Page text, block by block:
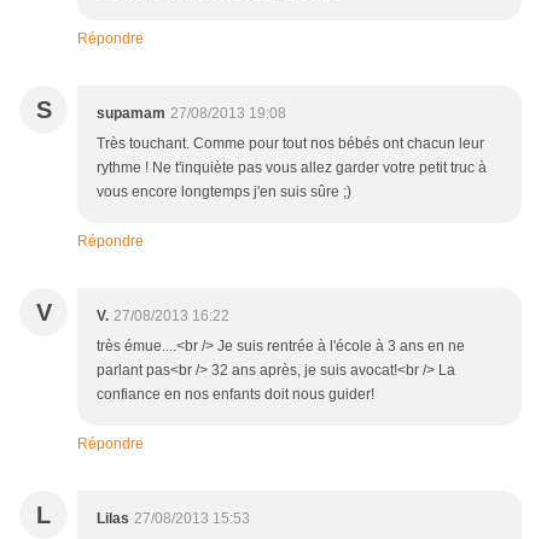
Répondre
S supamam 27/08/2013 19:08
Très touchant. Comme pour tout nos bébés ont chacun leur
rythme ! Ne t'inquiète pas vous allez garder votre petit truc à
vous encore longtemps j'en suis sûre ;)
Répondre
V V. 27/08/2013 16:22
très émue....<br /> Je suis rentrée à l'école à 3 ans en ne
parlant pas<br /> 32 ans après, je suis avocat!<br /> La
confiance en nos enfants doit nous guider!
Répondre
L Lilas 27/08/2013 15:53